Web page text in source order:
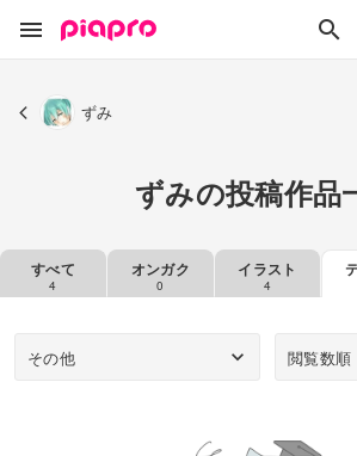
ずみ
ずみの投稿作品
すべて
4
オンガク
0
イラスト
4
その他 閲覧数順